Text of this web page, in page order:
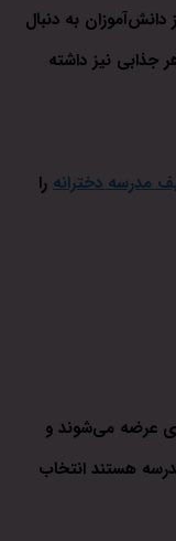
به دنبال
جذابی نیز داشته
مدرسه دخترانه را
عرضه می‌شوند و
هستند انتخاب